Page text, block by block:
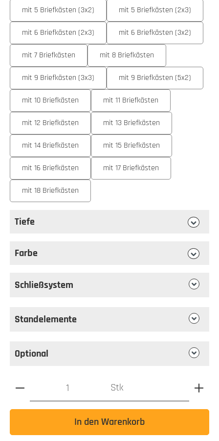
mit 5 Briefkästen (3x2) mit 5 Briefkästen (2x3)
mit 6 Briefkästen (2x3) mit 6 Briefkästen (3x2)
mit 7 Briefkästen mit 8 Briefkästen
mit 9 Briefkästen (3x3) mit 9 Briefkästen (5x2)
mit 10 Briefkästen mit 11 Briefkästen
mit 12 Briefkästen mit 13 Briefkästen
mit 14 Briefkästen mit 15 Briefkästen
mit 16 Briefkästen mit 17 Briefkästen
mit 18 Briefkästen
Tiefe
Farbe
Schließsystem
Standelemente
Optional
Produkt Anzahl: Gib den gewünschten Wert ein oder
Stk
In den Warenkorb